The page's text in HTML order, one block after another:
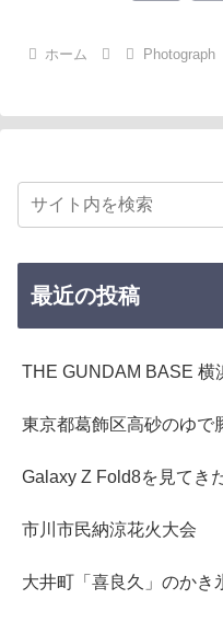
ホーム Photograph
最近の投稿
THE GUNDAM BASE 横
東京都葛飾区高砂のゆで
Galaxy Z Fold8を見てき
市川市民納涼花火大会
大井町「喜良久」のかき